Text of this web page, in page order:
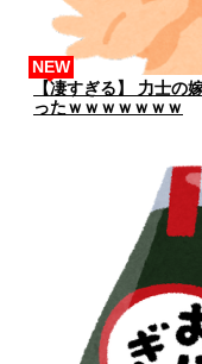
【凄すぎる】 力士
ったｗｗｗｗｗｗｗ
NEW